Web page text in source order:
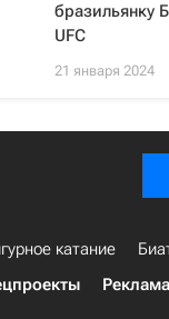
бразильянку
UFC
21 января 2024
катание
Реклама